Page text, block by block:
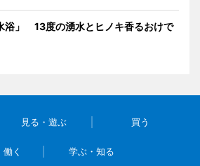
浴」 13度の湧水とヒノキ香るおけで
見る・遊ぶ 買う
く 学ぶ・知る